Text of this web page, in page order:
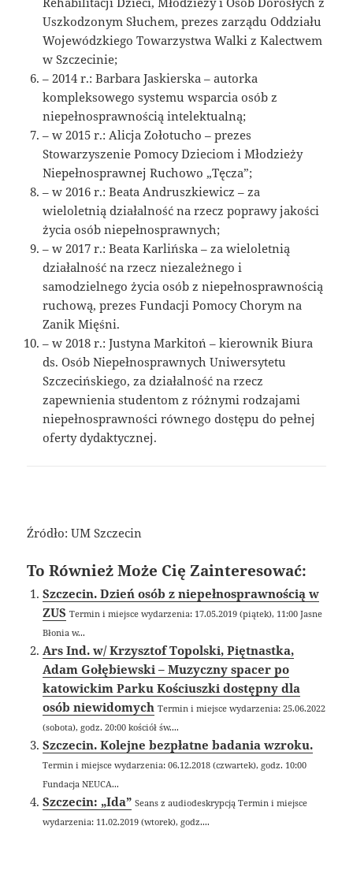
Uszkodzonym Słuchem, prezes zarządu Oddziału
Wojewódzkiego Towarzystwa Walki z Kalectwem
w Szczecinie;
– 2014 r.: Barbara Jaskierska – autorka
kompleksowego systemu wsparcia osób z
niepełnosprawnością intelektualną;
– w 2015 r.: Alicja Zołotucho – prezes
Stowarzyszenie Pomocy Dzieciom i Młodzieży
Niepełnosprawnej Ruchowo „Tęcza”;
– w 2016 r.: Beata Andruszkiewicz – za
wieloletnią działalność na rzecz poprawy jakości
życia osób niepełnosprawnych;
– w 2017 r.: Beata Karlińska – za wieloletnią
działalność na rzecz niezależnego i
samodzielnego życia osób z niepełnosprawnością
ruchową, prezes Fundacji Pomocy Chorym na
Zanik Mięśni.
– w 2018 r.: Justyna Markitoń – kierownik Biura
ds. Osób Niepełnosprawnych Uniwersytetu
Szczecińskiego, za działalność na rzecz
zapewnienia studentom z różnymi rodzajami
niepełnosprawności równego dostępu do pełnej
oferty dydaktycznej.
Źródło: UM Szczecin
To Również Może Cię Zainteresować:
Szczecin. Dzień osób z niepełnosprawnością w
ZUS Termin i miejsce wydarzenia: 17.05.2019 (piątek), 11:00 Jasne
Błonia w...
Ars Ind. w/ Krzysztof Topolski, Piętnastka,
Adam Gołębiewski – Muzyczny spacer po
katowickim Parku Kościuszki dostępny dla
osób niewidomych Termin i miejsce wydarzenia: 25.06.2022
(sobota), godz. 20:00 kościół św....
Szczecin. Kolejne bezpłatne badania wzroku.
Termin i miejsce wydarzenia: 06.12.2018 (czwartek), godz. 10:00
Fundacja NEUCA...
Szczecin: „Ida” Seans z audiodeskrypcją Termin i miejsce
wydarzenia: 11.02.2019 (wtorek), godz....